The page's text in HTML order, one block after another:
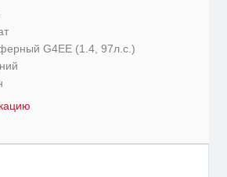
G4EE (1.4, 97л.с.)